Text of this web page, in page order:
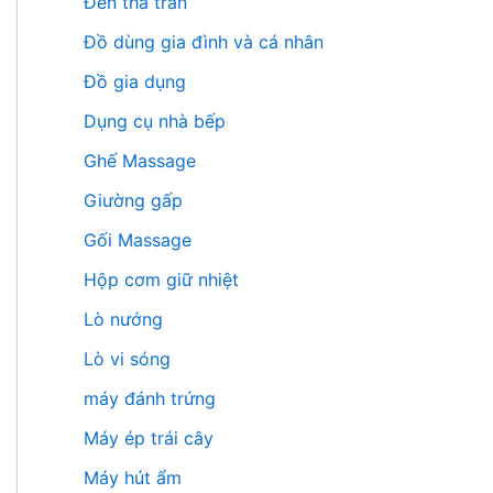
Đồ dùng gia đình và cá nhân
Đồ gia dụng
Dụng cụ nhà bếp
Ghế Massage
Giường gấp
Gối Massage
Hộp cơm giữ nhiệt
Lò nướng
Lò vi sóng
máy đánh trứng
Máy ép trái cây
Máy hút ẩm